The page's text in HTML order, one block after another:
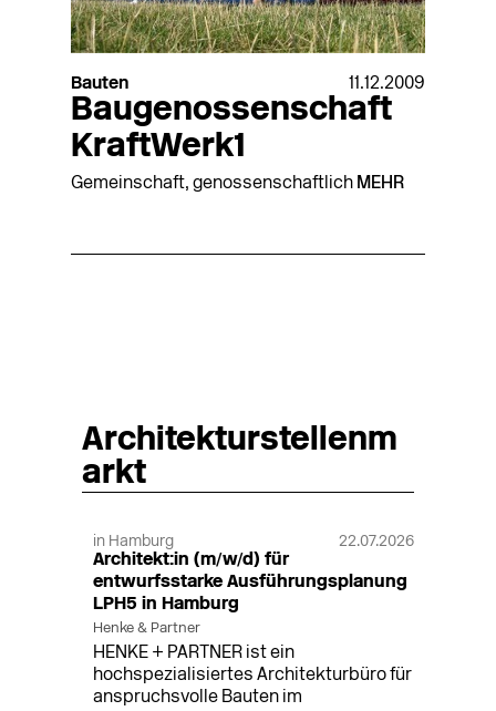
Bauten 11.12.2009
Baugenossenschaft
KraftWerk1
Gemeinschaft, genossenschaftlich MEHR
Architekturstellenm
arkt
in Hamburg 22.07.2026
Architekt:in (m/w/d) für
entwurfsstarke Ausführungsplanung
LPH5 in Hamburg
Henke & Partner
HENKE + PARTNER ist ein
hochspezialisiertes Architekturbüro für
anspruchsvolle Bauten im